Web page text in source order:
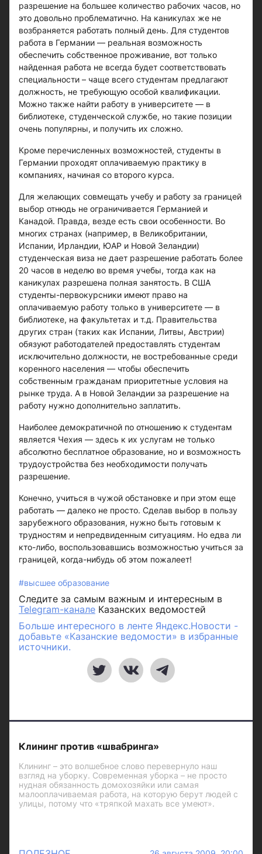
разрешение на большее количество рабочих часов, но
это довольно проблематично. На каникулах же не
возбраняется работать полный день. Для студентов
работа в Германии — реальная возможность
обеспечить собственное проживание, вот только
найденная работа не всегда будет соответствовать
специальности – чаще всего студентам предлагают
должность, не требующую особой квалификации.
Можно также найти работу в университете — в
библиотеке, студенческой службе, но такие позиции
очень популярны, и получить их сложно.
Кроме перечисленных возможностей, студенты в
Германии проходят оплачиваемую практику в
компаниях, начиная со второго курса.
Для желающих совмещать учебу и работу за границей
выбор отнюдь не ограничивается Германией и
Канадой. Правда, везде есть свои особенности. Во
многих странах (например, в Великобритании,
Испании, Ирландии, ЮАР и Новой Зеландии)
студенческая виза не дает разрешение работать более
20 часов в неделю во время учебы, тогда как на
каникулах разрешена полная занятость. В США
студенты-первокурсники имеют право на
оплачиваемую работу только в университете — в
библиотеке, на факультетах и т.д. Правительства
других стран (таких как Испании, Литвы, Австрии)
обязуют работодателей предоставлять студентам
исключительно должности, не востребованные среди
коренного населения — чтобы обеспечить
собственным гражданам приоритетные условия на
рынке труда. А в Новой Зеландии за разрешение на
работу нужно дополнительно заплатить.
Наиболее демократичной по отношению к студентам
является Чехия — здесь к их услугам не только
абсолютно бесплатное образование, но и возможность
трудоустройства без необходимости получать
разрешение.
Конечно, учиться в чужой обстановке и при этом еще
работать — далеко не просто. Сделав выбор в пользу
зарубежного образования, нужно быть готовым к
трудностям и непредвиденным ситуациям. Но едва ли
кто-либо, воспользовавшись возможностью учиться за
границей, когда-нибудь об этом пожалеет!
#высшее образование
Следите за самым важным и интересным в
Telegram-канале Казанских ведомостей
Больше интересного в ленте Яндекс.Новости -
добавьте «Казанские ведомости» в избранные
источники.
Клининг против «швабринга»
Клининг – это волшебное слово перевернуло наш
взгляд на уборку. Современная уборка – не просто
нудная обязанность домохозяйки или самая
малооплачиваемая работа, на которую берут людей с
улицы, потому что «тряпкой махать все умеют».